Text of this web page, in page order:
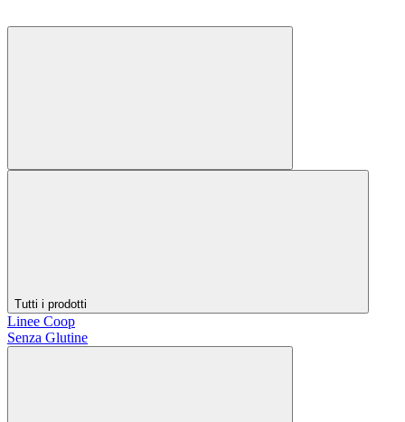
Tutti i prodotti
Linee Coop
Senza Glutine